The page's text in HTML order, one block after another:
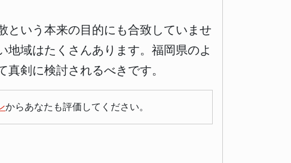
という本来の目的にも合致していませ
域はたくさんあります。福岡県のよ
剣に検討されるべきです。
からあなたも評価してください。